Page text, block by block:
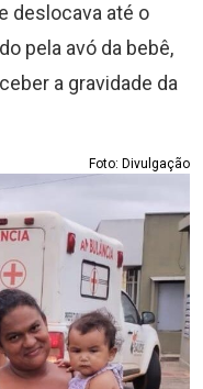
deslocava até o
pela avó da bebê,
a gravidade da
Foto: Divulgação